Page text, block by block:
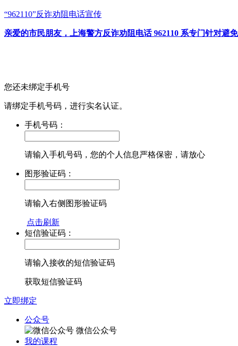
“962110”反诈劝阻电话宣传
亲爱的市民朋友，上海警方反诈劝阻电话 962110 系专门针对避
您还未绑定手机号
请绑定手机号码，进行实名认证。
手机号码：
请输入手机号码，您的个人信息严格保密，请放心
图形验证码：
请输入右侧图形验证码
点击刷新
短信验证码：
请输入接收的短信验证码
获取短信验证码
立即绑定
公众号
微信公众号
我的课程